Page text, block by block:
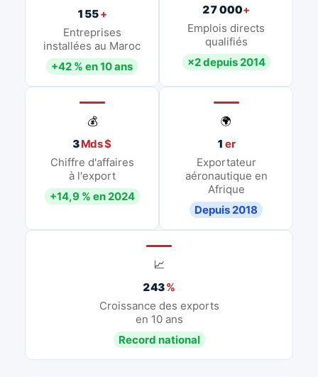
155+
Entreprises
installées au Maroc
+42 % en 10 ans
27 000+
Emplois directs
qualifiés
×2 depuis 2014
💰
3Mds $
Chiffre d'affaires
à l'export
+14,9 % en 2024
🌍
1 er
Exportateur
aéronautique en
Afrique
Depuis 2018
📈
243%
Croissance des exports
en 10 ans
Record national